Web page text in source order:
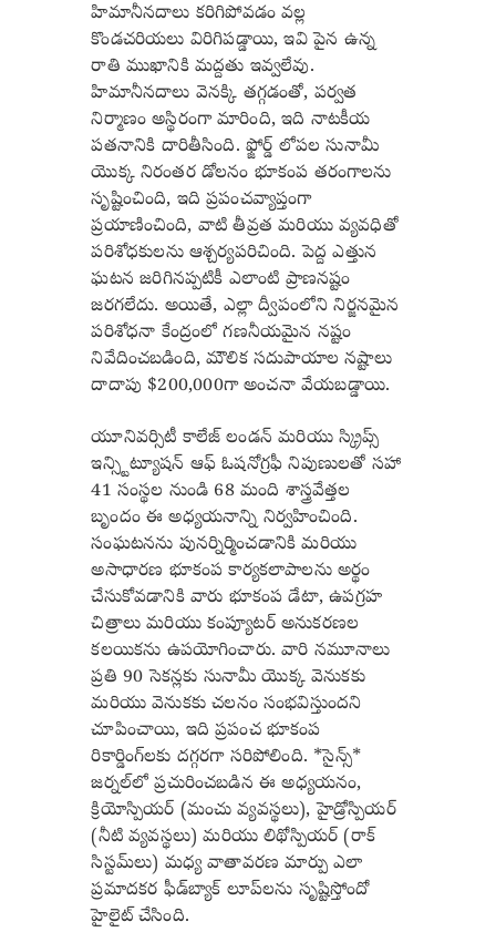
హిమానీనదాలు కరిగిపోవడం వల్ల
కొండచరియలు విరిగిపడ్డాయి, ఇవి పైన ఉన్న
రాతి ముఖానికి మద్దతు ఇవ్వలేవు.
హిమానీనదాలు వెనక్కి తగ్గడంతో, పర్వత
నిర్మాణం అస్థిరంగా మారింది, ఇది నాటకీయ
పతనానికి దారితీసింది. ఫ్జోర్డ్ లోపల సునామీ
యొక్క నిరంతర డోలనం భూకంప తరంగాలను
సృష్టించింది, ఇది ప్రపంచవ్యాప్తంగా
ప్రయాణించింది, వాటి తీవ్రత మరియు వ్యవధితో
పరిశోధకులను ఆశ్చర్యపరిచింది. పెద్ద ఎత్తున
ఘటన జరిగినప్పటికీ ఎలాంటి ప్రాణనష్టం
జరగలేదు. అయితే, ఎల్లా ద్వీపంలోని నిర్జనమైన
పరిశోధనా కేంద్రంలో గణనీయమైన నష్టం
నివేదించబడింది, మౌలిక సదుపాయాల నష్టాలు
దాదాపు $200,000గా అంచనా వేయబడ్డాయి.
యూనివర్సిటీ కాలేజ్ లండన్ మరియు స్క్రిప్స్
ఇన్స్టిట్యూషన్ ఆఫ్ ఓషనోగ్రఫీ నిపుణులతో సహా
41 సంస్థల నుండి 68 మంది శాస్త్రవేత్తల
బృందం ఈ అధ్యయనాన్ని నిర్వహించింది.
సంఘటనను పునర్నిర్మించడానికి మరియు
అసాధారణ భూకంప కార్యకలాపాలను అర్థం
చేసుకోవడానికి వారు భూకంప డేటా, ఉపగ్రహ
చిత్రాలు మరియు కంప్యూటర్ అనుకరణల
కలయికను ఉపయోగించారు. వారి నమూనాలు
ప్రతి 90 సెకన్లకు సునామీ యొక్క వెనుకకు
మరియు వెనుకకు చలనం సంభవిస్తుందని
చూపించాయి, ఇది ప్రపంచ భూకంప
రికార్డింగ్‌లకు దగ్గరగా సరిపోలింది. *సైన్స్*
జర్నల్‌లో ప్రచురించబడిన ఈ అధ్యయనం,
క్రియోస్పియర్ (మంచు వ్యవస్థలు), హైడ్రోస్పియర్
(నీటి వ్యవస్థలు) మరియు లిథోస్పియర్ (రాక్
సిస్టమ్‌లు) మధ్య వాతావరణ మార్పు ఎలా
ప్రమాదకర ఫీడ్‌బ్యాక్ లూప్‌లను సృష్టిస్తోందో
హైలైట్ చేసింది.